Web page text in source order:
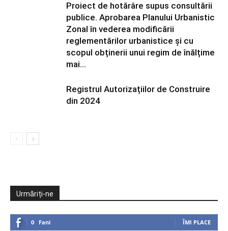
Proiect de hotărâre supus consultării
publice. Aprobarea Planului Urbanistic
Zonal în vederea modificării
reglementărilor urbanistice și cu
scopul obținerii unui regim de înălțime
mai...
Registrul Autorizațiilor de Construire
din 2024
Urmăriți-ne
0 Fani ÎMI PLACE